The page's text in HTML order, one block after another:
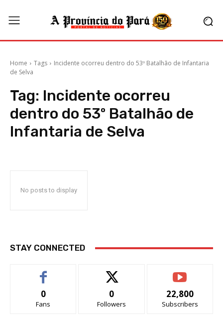
Home Tags
Incidente ocorreu dentro do 53º Batalhão de Infantaria
de Selva
Tag: Incidente ocorreu
dentro do 53º Batalhão de
Infantaria de Selva
No posts to display
STAY CONNECTED
0
Fans
0
Followers
22,800
Subscribers